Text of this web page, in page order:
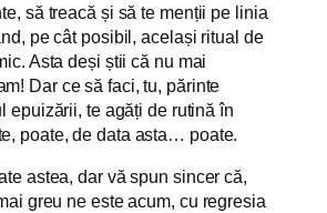
să treacă și să te menții pe linia
pe cât posibil, același ritual de
Asta deși știi că nu mai
Dar ce să faci, tu, părinte
epuizării, te agăți de rutină în
poate, de data asta… poate.
astea, dar vă spun sincer că,
greu ne este acum, cu regresia